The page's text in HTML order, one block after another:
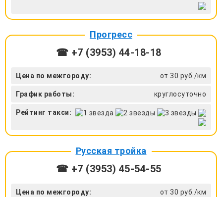
Прогресс
☎ +7 (3953) 44-18-18
Цена по межгороду: от 30 руб./км
График работы: круглосуточно
Рейтинг такси:
Русская тройка
☎ +7 (3953) 45-54-55
Цена по межгороду: от 30 руб./км